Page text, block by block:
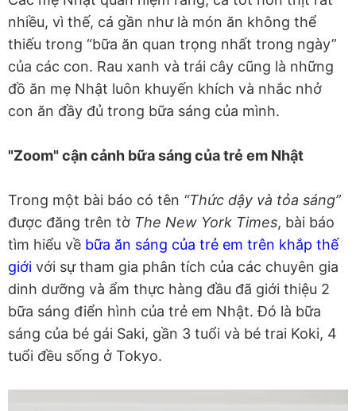
nhiều, vì thế, cá gần như là món ăn không thể
thiếu trong “bữa ăn quan trọng nhất trong ngày”
của các con. Rau xanh và trái cây cũng là những
đồ ăn mẹ Nhật luôn khuyến khích và nhắc nhở
con ăn đầy đủ trong bữa sáng của mình.
"Zoom" cận cảnh bữa sáng của trẻ em Nhật
Trong một bài báo có tên “Thức dậy và tỏa sáng”
được đăng trên tờ The New York Times, bài báo
tìm hiểu về bữa ăn sáng của trẻ em trên khắp thế
giới với sự tham gia phân tích của các chuyên gia
dinh dưỡng và ẩm thực hàng đầu đã giới thiệu 2
bữa sáng điển hình của trẻ em Nhật. Đó là bữa
sáng của bé gái Saki, gần 3 tuổi và bé trai Koki, 4
tuổi đều sống ở Tokyo.